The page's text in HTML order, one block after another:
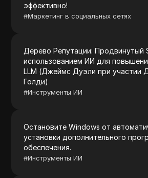
эффективно!
#Маркетинг в социальных сетях
Дерево Репутации: Продвинутый
использованием ИИ для
LLM (Джеймс Дуэли при участии
Голди)
#Инструменты ИИ
Остановите Windows от
установки дополнительного
обеспечения.
#Инструменты ИИ